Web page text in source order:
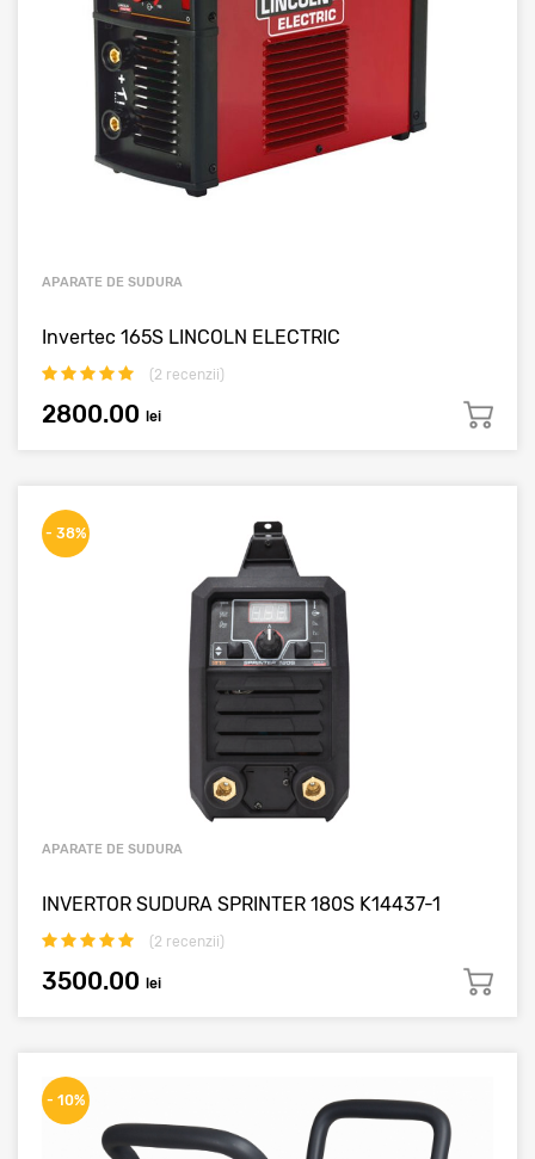
APARATE DE SUDURA
Invertec 165S LINCOLN ELECTRIC
(2 recenzii)
2800.00 lei
- 38%
APARATE DE SUDURA
INVERTOR SUDURA SPRINTER 180S K14437-1
(2 recenzii)
3500.00 lei
- 10%